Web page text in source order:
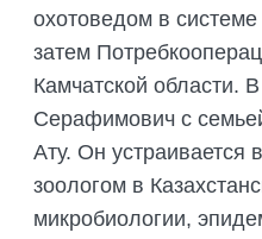
охотоведом в
затем
Камчатской области.
Серафимович с
Ату. Он устраивается
зоологом в
микробиологии,